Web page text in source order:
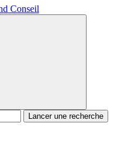
Conseil